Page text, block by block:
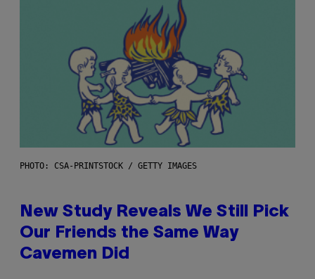
PHOTO: CSA-PRINTSTOCK / GETTY IMAGES
New Study Reveals We Still Pick
Our Friends the Same Way
Cavemen Did